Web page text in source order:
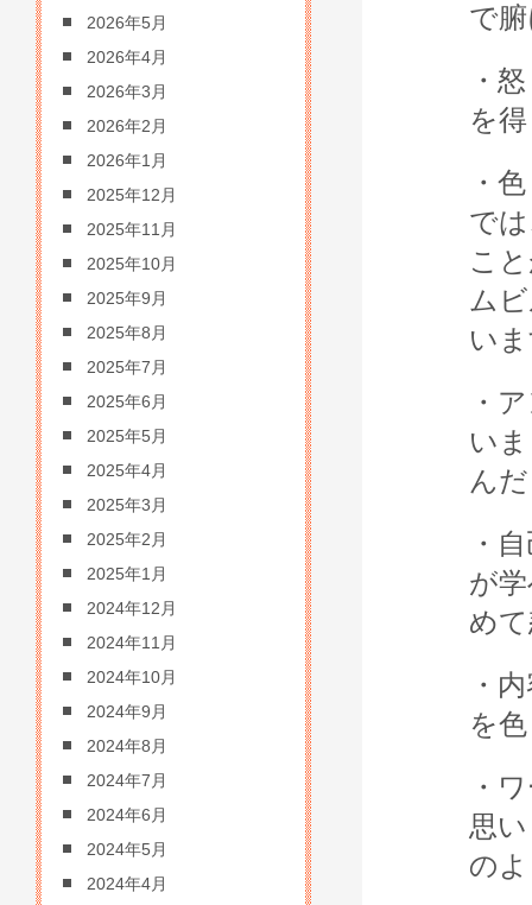
で
・
を
・
で
こ
ム
い
・
い
ん
・
が
め
・
を
・
思
の
2026年5月
2026年4月
2026年3月
2026年2月
2026年1月
2025年12月
2025年11月
2025年10月
2025年9月
2025年8月
2025年7月
2025年6月
2025年5月
2025年4月
2025年3月
2025年2月
2025年1月
2024年12月
2024年11月
2024年10月
2024年9月
2024年8月
2024年7月
2024年6月
2024年5月
2024年4月